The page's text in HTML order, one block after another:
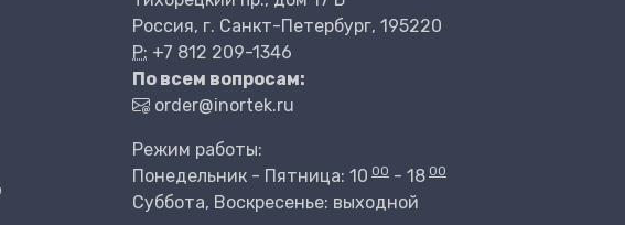
Россия, г. Санкт-Петербург, 195220
P: +7 812 209-1346
По всем вопросам:
order@inortek.ru
Режим работы:
Понедельник - Пятница: 10 00 - 18 00
Суббота, Воскресенье: выходной